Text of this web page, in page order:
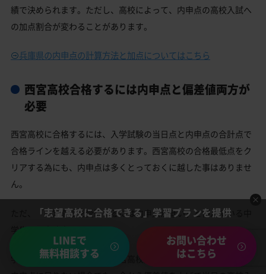
績で決められます。ただし、高校によって、内申点の高校入試へ
の加点割合が変わることがあります。
兵庫県の内申点の計算方法と加点についてはこちら
西宮高校合格するには内申点と偏差値両方が
必要
西宮高校に合格するには、入学試験の当日点と内申点の合計点で
合格ラインを越える必要があります。西宮高校の合格最低点をク
リアする為にも、内申点は多くとっておくに越した事はありませ
ん。
ただ、「西宮高校を受験するには内申点が低い」と悩んでいる中
学生でも大丈夫！
学校の成績が平均以下で、西宮高校受験において必要と言われる
「志望高校に合格できる」学習プランを提供
LINEで
無料相談する
お問い合わせ
はこちら